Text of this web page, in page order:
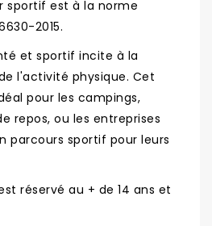
sportif est à la norme
2015.
et sportif incite à la
l'activité physique. Cet
pour les campings,
repos, ou les entreprises
parcours sportif pour leurs
réservé au + de 14 ans et